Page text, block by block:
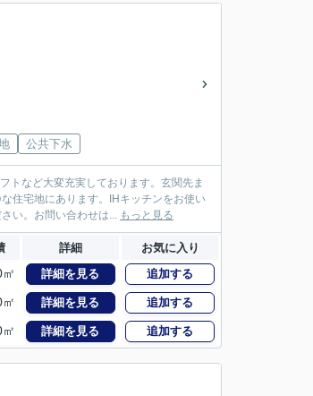
公共下水
トなど大変充実しております。玄関先ま
住宅地にあります。IHキッチンをお使い
い。お問い合わせは... もっと見る
詳細 お気に入り
詳細を見る 追加する
詳細を見る 追加する
詳細を見る 追加する